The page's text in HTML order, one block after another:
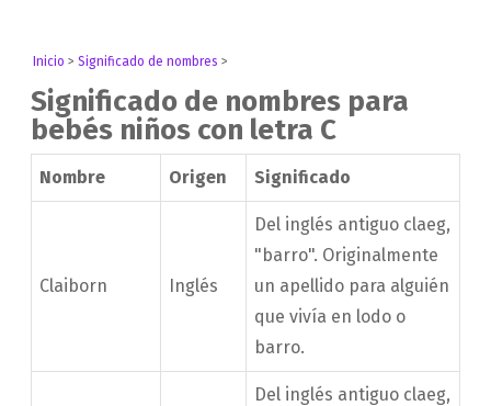
Inicio >Significado de nombres >
Significado de nombres para
bebés niños con letra C
Nombre Origen Significado
Claiborn Inglés
Del inglés antiguo claeg,
"barro". Originalmente
un apellido para alguién
que vivía en lodo o
barro.
Del inglés antiguo claeg,